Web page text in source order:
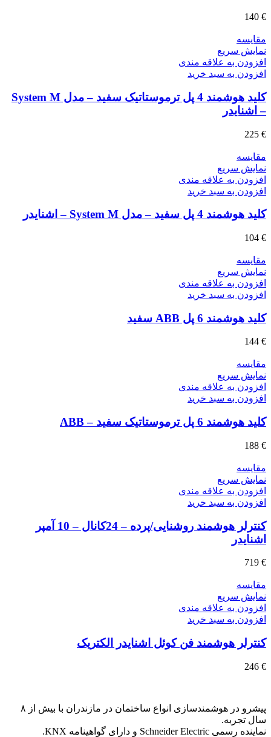
140 €
مقايسه
نمایش سریع
افزودن به علاقه مندی
افزودن به سبد خرید
کلید هوشمند 4 پل ترموستاتیک سفید – مدل System M
– اشنایدر
225 €
مقايسه
نمایش سریع
افزودن به علاقه مندی
افزودن به سبد خرید
کلید هوشمند 4 پل سفید – مدل System M – اشنایدر
104 €
مقايسه
نمایش سریع
افزودن به علاقه مندی
افزودن به سبد خرید
کلید هوشمند 6 پل ABB سفید
144 €
مقايسه
نمایش سریع
افزودن به علاقه مندی
افزودن به سبد خرید
کلید هوشمند 6 پل ترموستاتیک سفید – ABB
188 €
مقايسه
نمایش سریع
افزودن به علاقه مندی
افزودن به سبد خرید
کنترلر هوشمند روشنایی/پرده – 24کانال – 10 آمپر
اشنایدر
719 €
مقايسه
نمایش سریع
افزودن به علاقه مندی
افزودن به سبد خرید
کنترلر هوشمند فن کوئل اشنایدر الکتریک
246 €
پیشرو در هوشمندسازی انواع ساختمان در مازندران با بیش از ۸
سال تجربه.
نماینده رسمی Schneider Electric و دارای گواهینامه KNX.